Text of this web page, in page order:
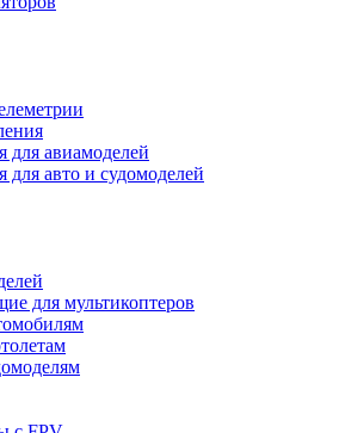
для авиамоделей
для авто и судомоделей
для мультикоптеров